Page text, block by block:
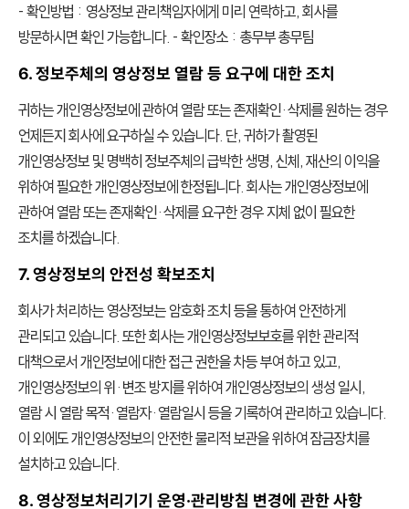
- 확인방법 : 영상정보 관리책임자에게 미리 연락하고, 회사를
방문하시면 확인 가능합니다. - 확인장소 : 총무부 총무팀
6. 정보주체의 영상정보 열람 등 요구에 대한 조치
귀하는 개인영상정보에 관하여 열람 또는 존재확인·삭제를 원하는 경우
언제든지 회사에 요구하실 수 있습니다. 단, 귀하가 촬영된
개인영상정보 및 명백히 정보주체의 급박한 생명, 신체, 재산의 이익을
위하여 필요한 개인영상정보에 한정됩니다. 회사는 개인영상정보에
관하여 열람 또는 존재확인·삭제를 요구한 경우 지체 없이 필요한
조치를 하겠습니다.
7. 영상정보의 안전성 확보조치
회사가 처리하는 영상정보는 암호화 조치 등을 통하여 안전하게
관리되고 있습니다. 또한 회사는 개인영상정보보호를 위한 관리적
대책으로서 개인정보에 대한 접근 권한을 차등 부여 하고 있고,
개인영상정보의 위·변조 방지를 위하여 개인영상정보의 생성 일시,
열람 시 열람 목적·열람자·열람일시 등을 기록하여 관리하고 있습니다.
이 외에도 개인영상정보의 안전한 물리적 보관을 위하여 잠금장치를
설치하고 있습니다.
8. 영상정보처리기기 운영·관리방침 변경에 관한 사항